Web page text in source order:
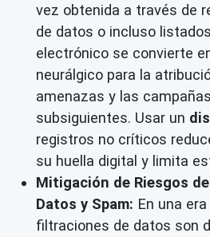
vez obtenida a través de
de datos o incluso
electrónico se convierte
neurálgico para la
amenazas y las
subsiguientes. Usar un
registros no críticos
su huella digital y limita
Mitigación de Riesgos
Datos y Spam: En una
filtraciones de datos son